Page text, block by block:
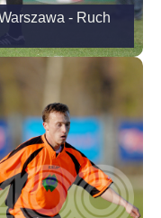
- Ruch